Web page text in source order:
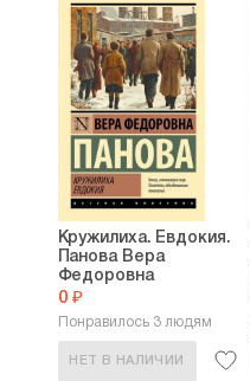
Кружилиха. Евдокия.
Панова Вера
Федоровна
0 ₽
Понравилось 3 людям
НЕТ В НАЛИЧИИ